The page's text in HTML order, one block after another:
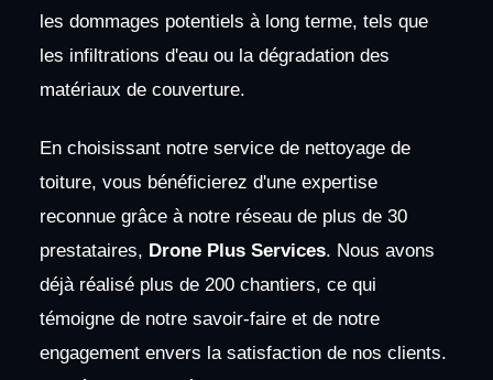
les dommages potentiels à long terme, tels que
les infiltrations d'eau ou la dégradation des
matériaux de couverture.
En choisissant notre service de nettoyage de
toiture, vous bénéficierez d'une expertise
reconnue grâce à notre réseau de plus de 30
prestataires, Drone Plus Services. Nous avons
déjà réalisé plus de 200 chantiers, ce qui
témoigne de notre savoir-faire et de notre
engagement envers la satisfaction de nos clients.